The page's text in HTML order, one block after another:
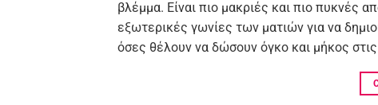
βλέμμα. Είναι πιο μακριές και πιο πυκνές
εξωτερικές γωνίες των ματιών για να
όσες θέλουν να δώσουν όγκο και μήκος